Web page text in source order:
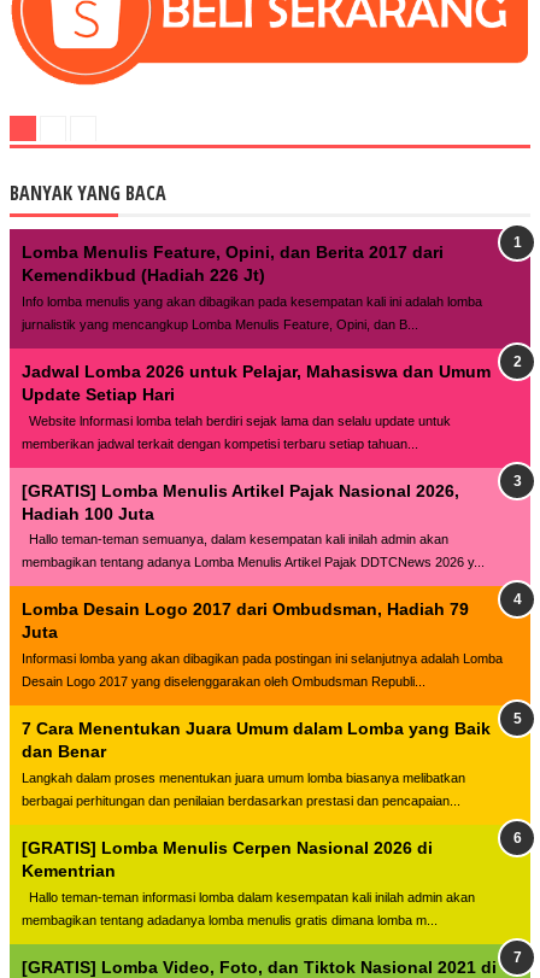
BANYAK YANG BACA
Lomba Menulis Feature, Opini, dan Berita 2017 dari
Kemendikbud (Hadiah 226 Jt)
Info lomba menulis yang akan dibagikan pada kesempatan kali ini adalah lomba
jurnalistik yang mencangkup Lomba Menulis Feature, Opini, dan B...
Jadwal Lomba 2026 untuk Pelajar, Mahasiswa dan Umum
Update Setiap Hari
Website lnformasi lomba telah berdiri sejak lama dan selalu update untuk
memberikan jadwal terkait dengan kompetisi terbaru setiap tahuan...
[GRATIS] Lomba Menulis Artikel Pajak Nasional 2026,
Hadiah 100 Juta
Hallo teman-teman semuanya, dalam kesempatan kali inilah admin akan
membagikan tentang adanya Lomba Menulis Artikel Pajak DDTCNews 2026 y...
Lomba Desain Logo 2017 dari Ombudsman, Hadiah 79
Juta
Informasi lomba yang akan dibagikan pada postingan ini selanjutnya adalah Lomba
Desain Logo 2017 yang diselenggarakan oleh Ombudsman Republi...
7 Cara Menentukan Juara Umum dalam Lomba yang Baik
dan Benar
Langkah dalam proses menentukan juara umum lomba biasanya melibatkan
berbagai perhitungan dan penilaian berdasarkan prestasi dan pencapaian...
[GRATIS] Lomba Menulis Cerpen Nasional 2026 di
Kementrian
Hallo teman-teman informasi lomba dalam kesempatan kali inilah admin akan
membagikan tentang adadanya lomba menulis gratis dimana lomba m...
[GRATIS] Lomba Video, Foto, dan Tiktok Nasional 2021 di